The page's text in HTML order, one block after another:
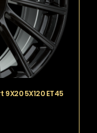
5X120 ET45